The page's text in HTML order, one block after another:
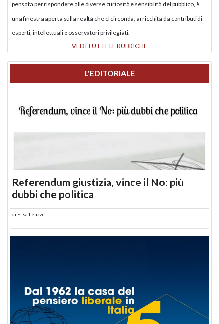
pensata per rispondere alle diverse curiosità e sensibilità del pubblico, è
una finestra aperta sulla realtà che ci circonda, arricchita da contributi di
esperti, intellettuali e osservatori privilegiati.
VEDI TUTTE LE RUBRICHE
L'EDITORIALE
Referendum giustizia, vince il No: più
dubbi che politica
di Elisa Leuzzo